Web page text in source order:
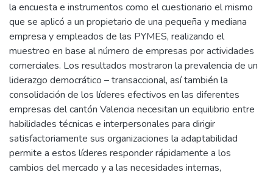
la encuesta e instrumentos como el cuestionario el mismo
que se aplicó a un propietario de una pequeña y mediana
empresa y empleados de las PYMES, realizando el
muestreo en base al número de empresas por actividades
comerciales. Los resultados mostraron la prevalencia de un
liderazgo democrático – transaccional, así también la
consolidación de los líderes efectivos en las diferentes
empresas del cantón Valencia necesitan un equilibrio entre
habilidades técnicas e interpersonales para dirigir
satisfactoriamente sus organizaciones la adaptabilidad
permite a estos líderes responder rápidamente a los
cambios del mercado y a las necesidades internas,